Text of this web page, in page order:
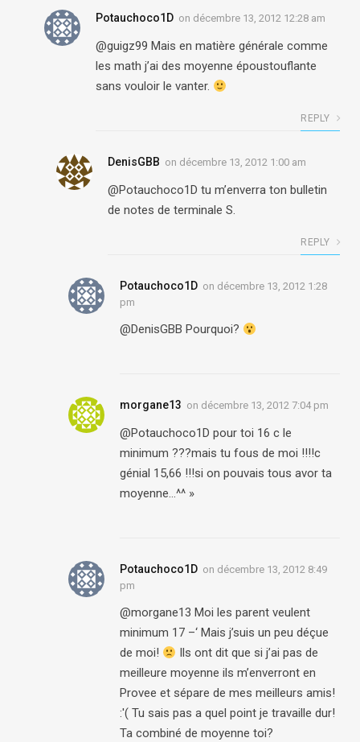
Potauchoco1D on décembre 13, 2012 12:28 am
@guigz99 Mais en matière générale comme
les math j’ai des moyenne époustouflante
sans vouloir le vanter.
REPLY
DenisGBB on décembre 13, 2012 1:00 am
@Potauchoco1D tu m’enverra ton bulletin
de notes de terminale S.
REPLY
Potauchoco1D on décembre 13, 2012 1:28
pm
@DenisGBB Pourquoi?
morgane13 on décembre 13, 2012 7:04 pm
@Potauchoco1D pour toi 16 c le
minimum ???mais tu fous de moi !!!!c
génial 15,66 !!!si on pouvais tous avor ta
moyenne…^^ »
Potauchoco1D on décembre 13, 2012 8:49
pm
@morgane13 Moi les parent veulent
minimum 17 –‘ Mais j’suis un peu déçue
de moi!
Ils ont dit que si j’ai pas de
meilleure moyenne ils m’enverront en
Provee et sépare de mes meilleurs amis!
:'( Tu sais pas a quel point je travaille dur!
Ta combiné de moyenne toi?